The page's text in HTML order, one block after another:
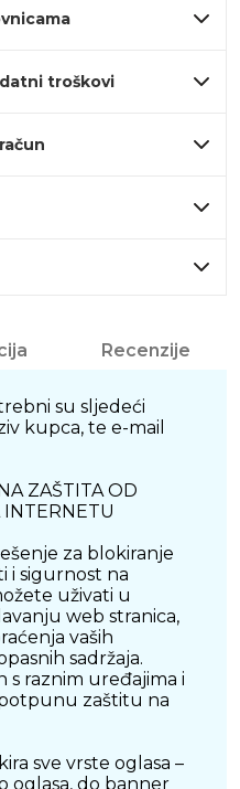
troškovi
Recenzije
su sljedeći
kupca, te e-mail
ZAŠTITA OD
INTERNETU
za blokiranje
i sigurnost na
uživati u
web stranica,
vaših
sadržaja.
s raznim uređajima i
zaštitu na
sve vrste oglasa –
oglasa, do banner